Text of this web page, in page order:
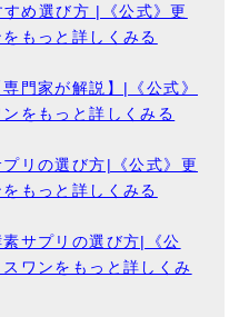
め選び方 |《公式》更
もっと詳しくみる
門家が解説】|《公式》
をもっと詳しくみる
リの選び方|《公式》更
もっと詳しくみる
サプリの選び方|《公
ワンをもっと詳しくみ